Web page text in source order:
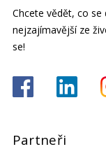
Chcete vědět, co
nejzajímavější ze
se!
Partneři